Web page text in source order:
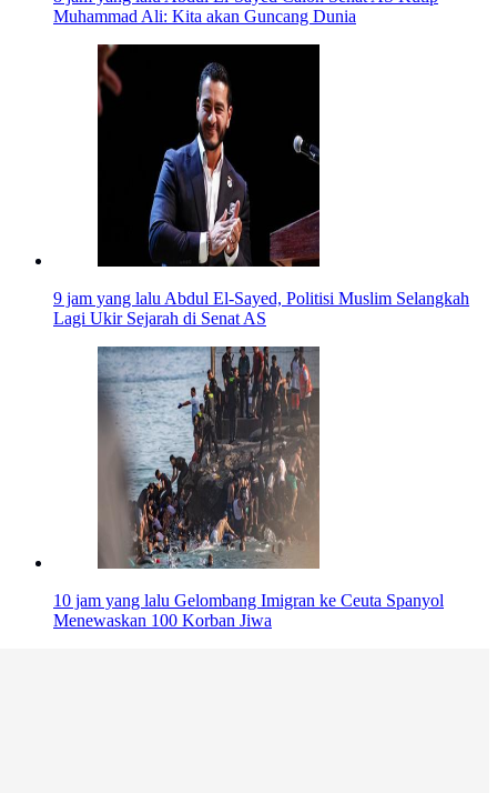
Muhammad Ali: Kita akan Guncang Dunia
9 jam yang laluAbdul El-Sayed, Politisi Muslim Selangkah
Lagi Ukir Sejarah di Senat AS
10 jam yang lalu Gelombang Imigran ke Ceuta Spanyol
Menewaskan 100 Korban Jiwa